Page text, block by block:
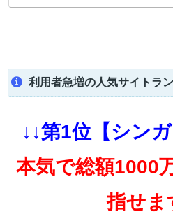
利用者急増の人気サイトラ
↓↓第1位【シン
本気で総額1000
指せま